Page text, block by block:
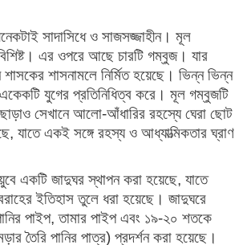
সাদাসিধে ও সাজসজ্জাহীন। মূল
এর ওপরে আছে চারটি গম্বুজ। যার
শাসনামলে নির্মিত হয়েছে। ভিন্ন ভিন্ন
একেকটি যুগের প্রতিনিধিত্ব করে। মূল গম্বুজটি
সেখানে আলো-আঁধারির রহস্যে ঘেরা ছোট
যাতে একই সঙ্গে রহস্য ও আধ্যাত্মিকতার ঘ্রাণ
একটি জাদুঘর স্থাপন করা হয়েছে, যাতে
ইতিহাস তুলে ধরা হয়েছে। জাদুঘরে
পাইপ, তামার পাইপ এবং ১৯-২০ শতকে
তৈরি পানির পাত্র) প্রদর্শন করা হয়েছে।